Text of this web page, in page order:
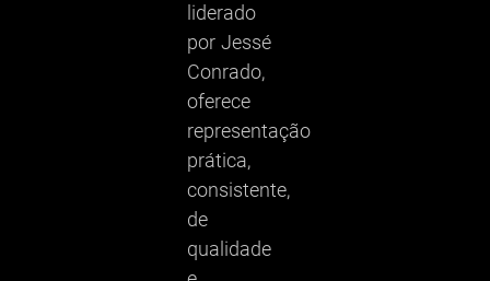
liderado
por Jessé
Conrado,
oferece
representação
prática,
consistente,
de
qualidade